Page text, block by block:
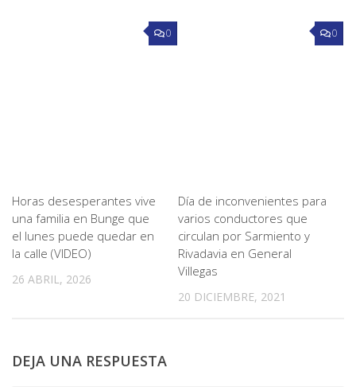
0
Horas desesperantes vive
una familia en Bunge que
el lunes puede quedar en
la calle (VIDEO)
26 ABRIL, 2026
0
Día de inconvenientes para
varios conductores que
circulan por Sarmiento y
Rivadavia en General
Villegas
20 DICIEMBRE, 2021
DEJA UNA RESPUESTA